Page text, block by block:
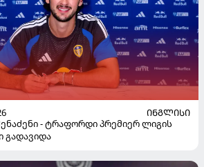
ᲘᲜᲒᲚᲘᲡᲘ
- ტრაფორდი პრემიერ ლიგის
გადავიდა